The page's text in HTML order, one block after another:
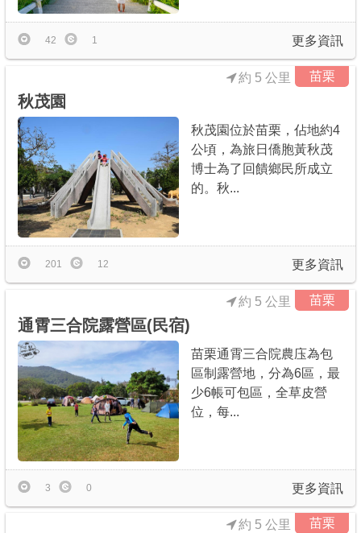
更多資訊
42 1
苗栗
約 5 公里
秋茂園
秋茂園位於苗栗，佔地約4
公頃，為旅日僑胞黃秋茂
博士為了回饋鄉民所成立
的。秋...
更多資訊
201 12
苗栗
約 5 公里
通霄三合院露營區(民宿)
苗栗通霄三合院農庒為包
區制露營地，分為6區，最
少6帳可包區，全草皮營
位，每...
更多資訊
3 0
苗栗
約 5 公里